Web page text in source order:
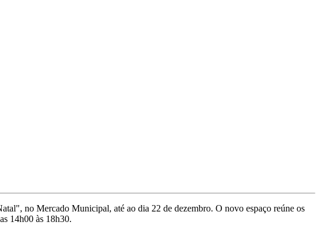
no Mercado Municipal, até ao dia 22 de dezembro. O novo espaço reúne os
14h00 às 18h30.